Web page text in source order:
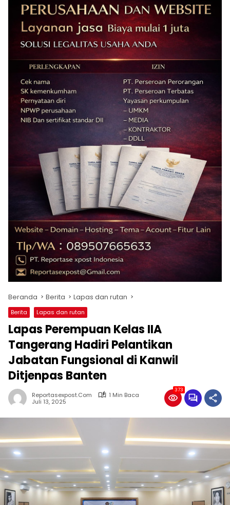
Beranda Berita Lapas dan rutan
Berita Lapas dan rutan
Lapas Perempuan Kelas IIA
Tangerang Hadiri Pelantikan
Jabatan Fungsional di Kanwil
Ditjenpas Banten
Reportasexpost.com
1 Min Baca
Juli 13, 2025
373